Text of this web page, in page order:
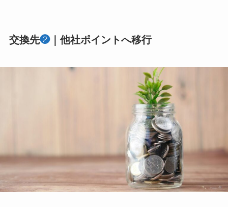
交換先❷｜他社ポイントへ移行